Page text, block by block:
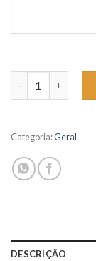
Categoria:Geral
DESCRIÇÃO